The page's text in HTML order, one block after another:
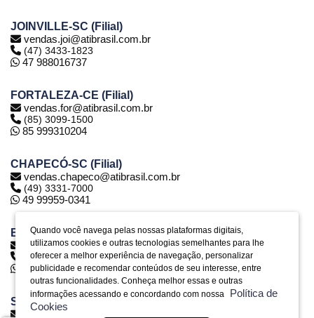
Quando você navega pelas nossas plataformas digitais,
utilizamos cookies e outras tecnologias semelhantes para lhe
oferecer a melhor experiência de navegação, personalizar
publicidade e recomendar conteúdos de seu interesse, entre
outras funcionalidades. Conheça melhor essas e outras
informações acessando e concordando com nossa
Política de
Cookies
JOINVILLE-SC (Filial)
vendas.joi@atibrasil.com.br
(47) 3433-1823
47 988016737
FORTALEZA-CE (Filial)
vendas.for@atibrasil.com.br
(85) 3099-1500
85 999310204
CHAPECÓ-SC (Filial)
vendas.chapeco@atibrasil.com.br
(49) 3331-7000
49 99959-0341
BELO HORIZONTE-MG (Filial)
vendas.bh@atibrasil.com.br
(31) 2516-6974
31 992890773
SERRA-ES (Filial)
vendas.es@atibrasil.com.br